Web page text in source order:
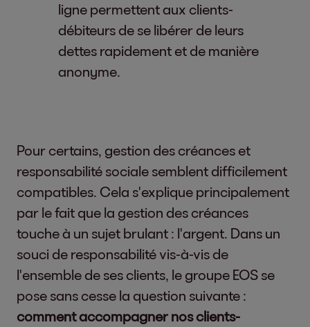
ligne permettent aux clients-
débiteurs de se libérer de leurs
dettes rapidement et de manière
anonyme.
Pour certains, gestion des créances et
responsabilité sociale semblent difficilement
compatibles. Cela s'explique principalement
par le fait que la gestion des créances
touche à un sujet brulant : l'argent. Dans un
souci de responsabilité vis-à-vis de
l'ensemble de ses clients, le groupe EOS se
pose sans cesse la question suivante :
comment accompagner nos clients-